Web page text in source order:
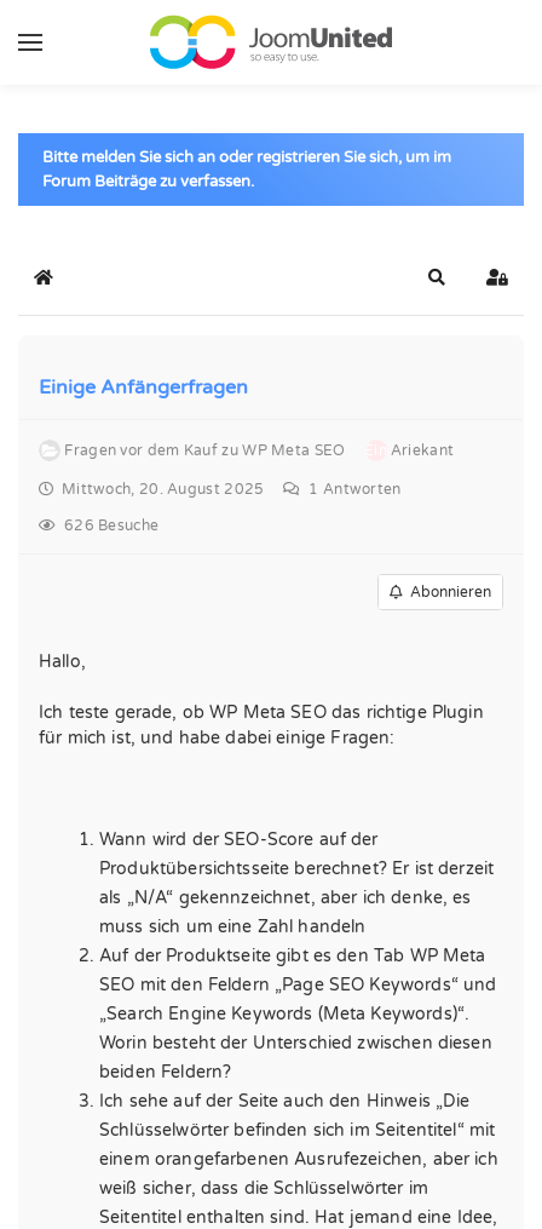
Zum Hauptinhalt springen
Bitte melden Sie sich an oder registrieren Sie sich, um im
Forum Beiträge zu verfassen.
Startseite Suche
Einige Anfängerfragen
Fragen vor dem Kauf zu WP Meta SEO Ariekant
Mittwoch, 20. August 2025 1 Antworten
626 Besuche
Abonnieren
Hallo,
Ich teste gerade, ob WP Meta SEO das richtige Plugin
für mich ist, und habe dabei einige Fragen:
Wann wird der SEO-Score auf der
Produktübersichtsseite berechnet? Er ist derzeit
als „N/A“ gekennzeichnet, aber ich denke, es
muss sich um eine Zahl handeln
Auf der Produktseite gibt es den Tab WP Meta
SEO mit den Feldern „Page SEO Keywords“ und
„Search Engine Keywords (Meta Keywords)“.
Worin besteht der Unterschied zwischen diesen
beiden Feldern?
Ich sehe auf der Seite auch den Hinweis „Die
Schlüsselwörter befinden sich im Seitentitel“ mit
einem orangefarbenen Ausrufezeichen, aber ich
weiß sicher, dass die Schlüsselwörter im
Seitentitel enthalten sind. Hat jemand eine Idee,